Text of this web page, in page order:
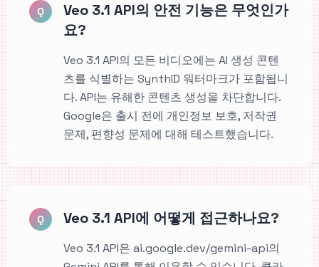
Q
Veo 3.1 API의 안전 기능은 무엇인가
요?
Veo 3.1 API의 모든 비디오에는 AI 생성 콘텐
츠를 식별하는 SynthID 워터마크가 포함됩니
다. API는 유해한 콘텐츠 생성을 차단합니다.
Google은 출시 전에 개인정보 보호, 저작권
문제, 편향성 문제에 대해 테스트했습니다.
Q Veo 3.1 API에 어떻게 접근하나요?
Veo 3.1 API은 ai.google.dev/gemini-api의